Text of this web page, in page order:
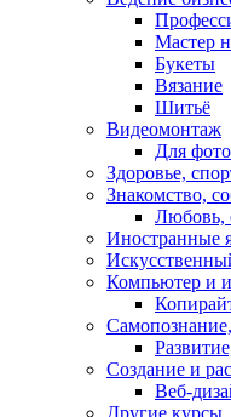
Мастер
Букеты
Вязание
Шитьё
Видеомонтаж
Для
Здоровье,
Знакомство,
Любовь,
Иностранные
Компьютер и
Создание и
Веб-
Другие курсы